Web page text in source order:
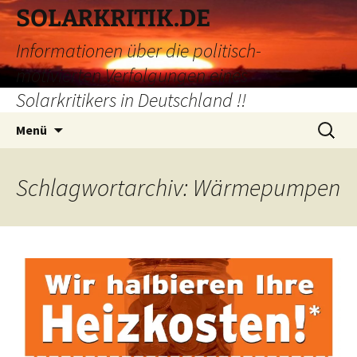
Zum
Inhalt
springen
SOLARKRITIK.DE
Informationen über die politisch-
motivierten Verfolgungen eines
Solarkritikers in Deutschland !!
Menü
Suchen
nach:
Schlagwortarchiv: Wärmepumpen